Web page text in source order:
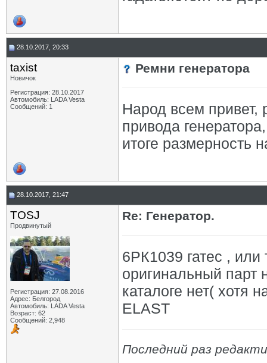
28.10.2017, 20:33
taxist
Новичок
Регистрация: 28.10.2017
Автомобиль: LADA Vesta
Сообщений: 1
Ремни генератора
Народ всем привет,
привода
итоге размерность
28.10.2017, 21:47
TOSJ
Продвинутый
Регистрация: 27.08.2016
Адрес: Белгород
Автомобиль: LADA Vesta
Возраст: 62
Сообщений: 2,948
Re: Генератор.
6РК1039 гатес ,
оригинальный парт
каталоге нет( хотя
ELAST
Последний раз